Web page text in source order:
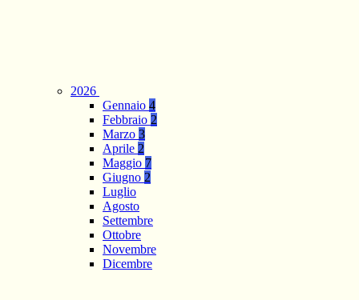
2026
Gennaio 4
Febbraio 2
Marzo 3
Aprile 2
Maggio 7
Giugno 2
Luglio
Agosto
Settembre
Ottobre
Novembre
Dicembre